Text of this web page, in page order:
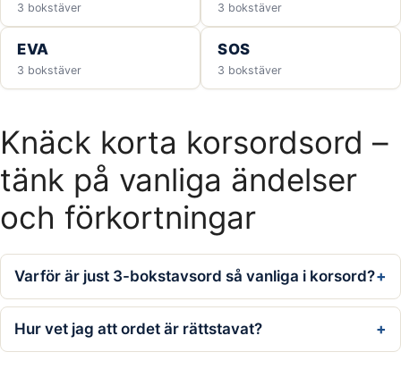
3 bokstäver 3 bokstäver
EVA
3 bokstäver
SOS
3 bokstäver
Knäck korta korsordsord –
tänk på vanliga ändelser
och förkortningar
Varför är just 3-bokstavsord så vanliga i korsord?
Hur vet jag att ordet är rättstavat?